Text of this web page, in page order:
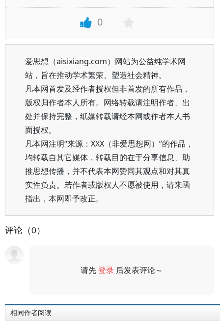
0
爱思想（aisixiang.com）网站为公益纯学术网
站，旨在推动学术繁荣、塑造社会精神。
凡本网首发及经作者授权但非首发的所有作品，
版权归作者本人所有。网络转载请注明作者、出
处并保持完整，纸媒转载请经本网或作者本人书
面授权。
凡本网注明“来源：XXX（非爱思想网）”的作品，
均转载自其它媒体，转载目的在于分享信息、助
推思想传播，并不代表本网赞同其观点和对其真
实性负责。若作者或版权人不愿被使用，请来函
指出，本网即予改正。
评论（0）
请先登录 后发表评论～
相同作者阅读